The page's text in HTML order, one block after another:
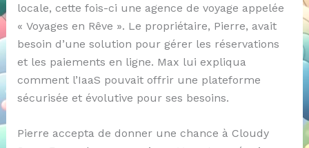
locale, cette fois-ci une agence de voyage appelée
« Voyages en Rêve ». Le propriétaire, Pierre, avait
besoin d’une solution pour gérer les réservations
et les paiements en ligne. Max lui expliqua
comment l’IaaS pouvait offrir une plateforme
sécurisée et évolutive pour ses besoins.
Pierre accepta de donner une chance à Cloudy